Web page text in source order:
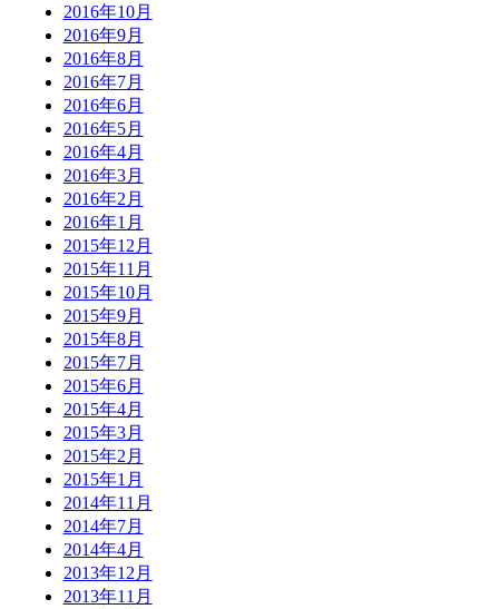
2016年10月
2016年9月
2016年8月
2016年7月
2016年6月
2016年5月
2016年4月
2016年3月
2016年2月
2016年1月
2015年12月
2015年11月
2015年10月
2015年9月
2015年8月
2015年7月
2015年6月
2015年4月
2015年3月
2015年2月
2015年1月
2014年11月
2014年7月
2014年4月
2013年12月
2013年11月